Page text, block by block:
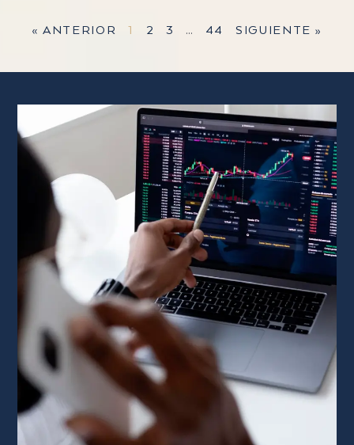
« ANTERIOR 1 2 3 … 44 SIGUIENTE »